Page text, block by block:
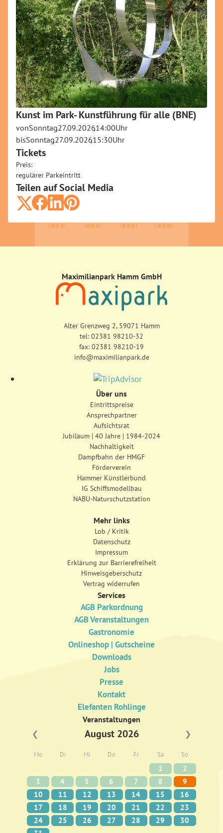
Kunst im Park- Kunstführung für alle (BNE)
vonSonntag,27.09.2026,14:00Uhr
bisSonntag,27.09.2026,15:30Uhr
Tickets
Preis:
regulärer Parkeintritt
.
Teilen auf Social Media
Maximilianpark Hamm GmbH
Alter Grenzweg 2, 59071 Hamm
tel: 02381 98210-32
fax: 02381 98210-19
info@maximilianpark.de
Über uns
Eintrittspreise
Ansprechpartner
Aufsichtsrat
Jubiläum | 40 Jahre | 1984-2024
Nachhaltigkeit
Dampfbahn der HMGF
Förderverein
Hammer Künstlerbund
IG Schiffsmodellbau
NABU-Naturschutzstation
Mehr links
Lob / Kritik
Datenschutz
Impressum
Erklärung zur Barrierefreiheit
Hinweisgeberschutz
Vertrag widerrufen
Services
AGB Parkordnung
AGB Veranstaltungen
Gastronomie
Onlineshop | Gutscheine
Downloads
Jobs
Presse
Kontakt
Elefanten Rohlinge
Veranstaltungen
❮
August 2026 ❯
Mo Di Mi Do Fr Sa So
1
2
3
4 5 6 7 8
9
10
11 12 13 14 15
16
17
18 19 20 21 22
23
24
25 26 27 28 29
30